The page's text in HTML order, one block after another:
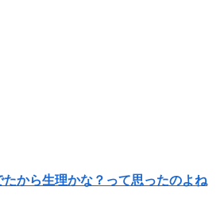
から生理かな？って思ったのよね